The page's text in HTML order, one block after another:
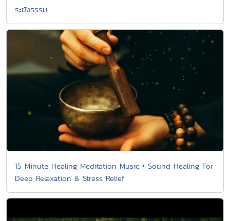
ระฆังธรรม
15 Minute Healing Meditation Music • Sound Healing For
Deep Relaxation & Stress Relief